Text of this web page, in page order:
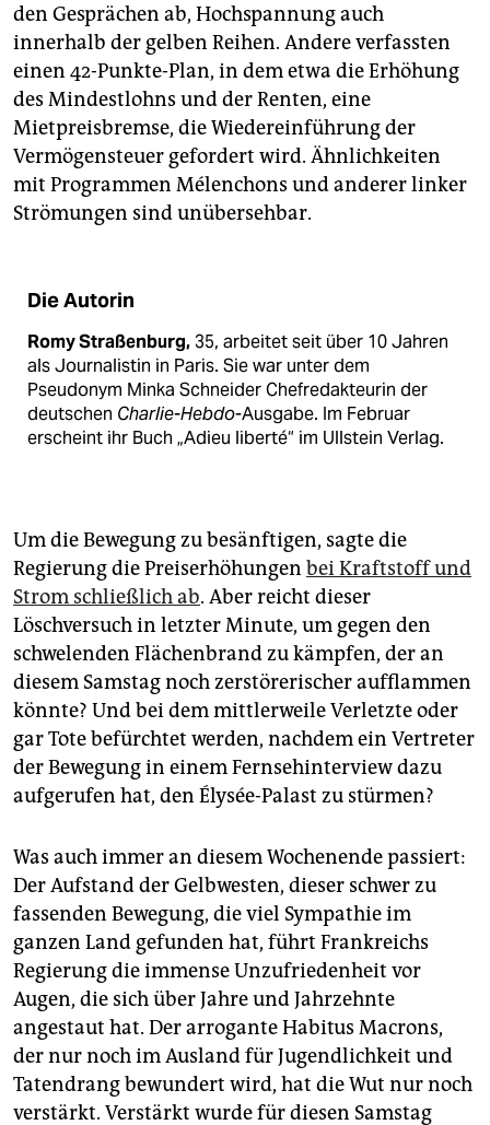
den Gesprächen ab, Hochspannung auch
innerhalb der gelben Reihen. Andere verfassten
einen 42-Punkte-Plan, in dem etwa die Erhöhung
des Mindestlohns und der Renten, eine
Mietpreisbremse, die Wiedereinführung der
Vermögensteuer gefordert wird. Ähnlichkeiten
mit Programmen Mélenchons und anderer linker
Strömungen sind unübersehbar.
Die Autorin
Romy Straßenburg,35, arbeitet seit über 10 Jahren
als Journalistin in Paris. Sie war unter dem
Pseudonym Minka Schneider Chefredakteurin der
deutschen Charlie-Hebdo-Ausgabe. Im Februar
erscheint ihr Buch „Adieu liberté“ im Ullstein Verlag.
Um die Bewegung zu besänftigen, sagte die
Regierung die Preiserhöhungen bei Kraftstoff und
Strom schließlich ab. Aber reicht dieser
Löschversuch in letzter Minute, um gegen den
schwelenden Flächenbrand zu kämpfen, der an
diesem Samstag noch zerstörerischer aufflammen
könnte? Und bei dem mittlerweile Verletzte oder
gar Tote befürchtet werden, nachdem ein Vertreter
der Bewegung in einem Fernsehinterview dazu
aufgerufen hat, den Élysée-Palast zu stürmen?
Was auch immer an diesem Wochenende passiert:
Der Aufstand der Gelbwesten, dieser schwer zu
fassenden Bewegung, die viel Sympathie im
ganzen Land gefunden hat, führt Frankreichs
Regierung die immense Unzufriedenheit vor
Augen, die sich über Jahre und Jahrzehnte
angestaut hat. Der arrogante Habitus Macrons,
der nur noch im Ausland für Jugendlichkeit und
Tatendrang bewundert wird, hat die Wut nur noch
verstärkt. Verstärkt wurde für diesen Samstag